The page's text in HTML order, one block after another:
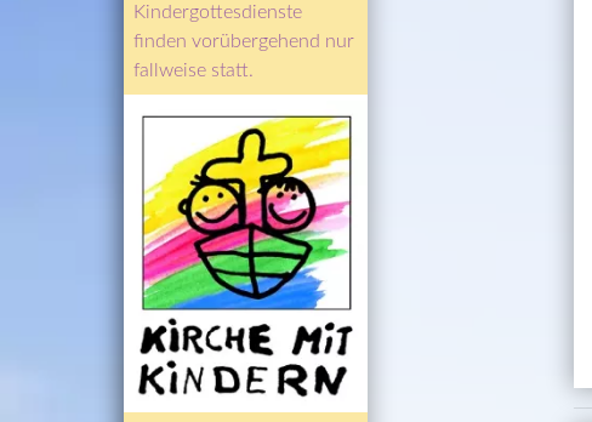
Kindergottesdienste
finden vorübergehend nur
fallweise statt.